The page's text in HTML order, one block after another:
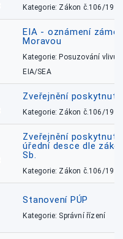
Kategorie: Zákon č.106/1999
EIA - oznámení
Moravou
Kategorie: Posuzování vlivů
EIA/SEA
Zveřejnění
Kategorie: Zákon č.106/1999
Zveřejnění
úřední desce dle
Sb.
Kategorie: Zákon č.106/1999
Stanovení PÚP
Kategorie: Správní řízení